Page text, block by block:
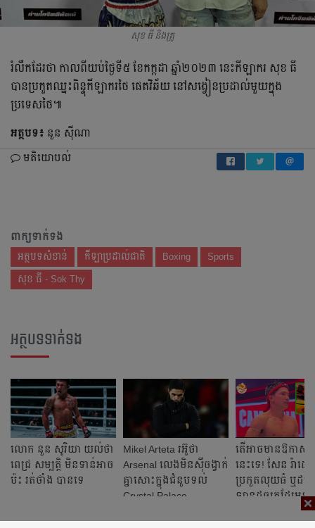
សុខ ធី និង​គ្រូ
រំលឹក​ដែរ​ថា​ កាល​ពី​យប់​ថ្ងៃ​ទី៥​ ខែ​កក្កដា​ ឆ្នាំ​២០២៣​ នេះ​កីឡាករ​ សុខ​ ធី​
បាន​ប្រកួត​ឈ្នះ​ពិន្ទុ​កីឡាករ​ថៃ​ ផេតវិឆ័យ​ នៅសង្វៀនប្រដាល់​មួយ​ក្នុង​
ប្រទេស​ថៃ៕​
អត្ថបទ៖ នួន ស៊ីណា​
មតិយោបល់
ពាក្យទាក់ទង
អត្ថបទសំខាន់ កីឡាប្រដាល់ជាតិ Boxing Sports
សុខ ធី - Sok Thy
អត្ថបទទាក់ទង
លោក នួន សូរិយា ​យល់​ថា
ពេជ្រ សម្បត្តិ មិនទាន់​អាច​
ប៉ះ រត់ថាំង បាន​ទេ ​
Mikel Arteta ​រអ៊ូ​ថា​​
Arsenal លេង​មិន​ស៊ី​ចង្វាក់​
គ្នា​​សោះ​ក្នុង​ជំនួប​ទល់
Crystal Palace
តើ​អាច​មាន​ឱកាស​
នេះ​ទេ!​ សែន​ រ៉ាដេ
ប្រកួត​លុយ​ធំ​ ឬ​ដណ្
ឡាន​ដូច​គេ​ដែរ​មុន​
និវត្តន៍​ក្នុង​ពេល​ណ